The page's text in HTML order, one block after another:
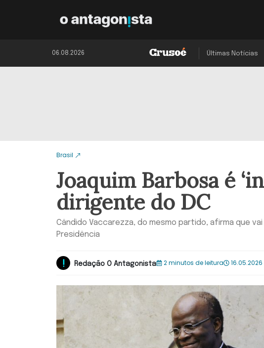
06.08.2026 Últimas Notícias
Brasil
Joaquim Barbosa é
dirigente do DC
Cândido Vaccarezza, do mesmo partido, afirma que
Presidência
Redação O Antagonista 2 minutos de leitura 16.05.2026